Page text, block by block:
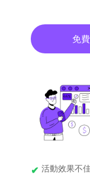
免
活動效果不